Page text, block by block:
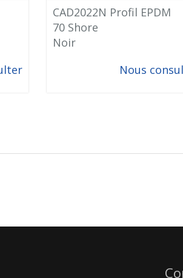
CAD2022N Profil EPDM
70 Shore
Noir
Nous